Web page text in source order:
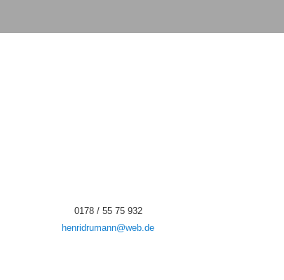
0178 / 55 75 932
henridrumann@web.de